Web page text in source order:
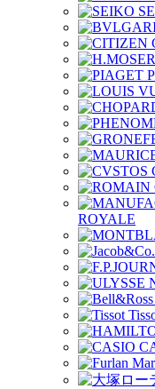
ROYALE